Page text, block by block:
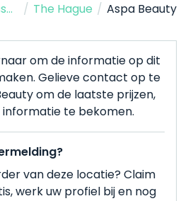
Schoonheidssalon / The Hague / Aspa Beauty
om de informatie op dit
Gelieve contact op te
om de laatste prijzen,
te bekomen.
van deze locatie? Claim
werk uw profiel bij en nog